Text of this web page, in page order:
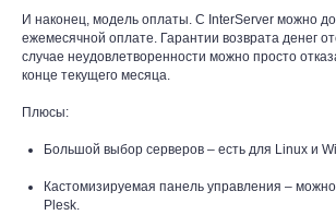
И наконец, модель оплаты. С InterServer можно
ежемесячной оплате. Гарантии возврата денег
случае неудовлетворенности можно просто
конце текущего месяца.
Плюсы:
Большой выбор серверов – есть для Linux и
Кастомизируемая панель управления –
Plesk.